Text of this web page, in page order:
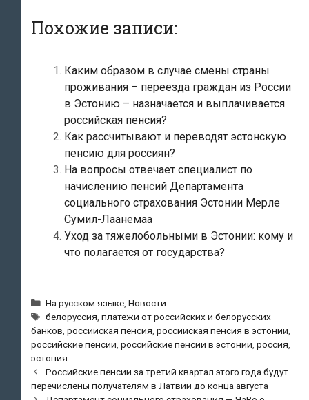
Похожие записи:
Каким образом в случае смены страны
проживания – переезда граждан из России
в Эстонию – назначается и выплачивается
российская пенсия?
Как рассчитывают и переводят эстонскую
пенсию для россиян?
На вопросы отвечает специалист по
начислению пенсий Департамента
социального страхования Эстонии Мерле
Сумил-Лаанемаа
Уход за тяжелобольными в Эстонии: кому и
что полагается от государства?
Рубрики
На русском языке ,Новости
Метки
белоруссия ,платежи от российских и белорусских
банков российская пенсия российская пенсия в эстонии
российские пенсии российские пенсии в эстонии россия
эстония
Навигация
по
Российские пенсии за третий квартал этого года будут
перечислены получателям в Латвии до конца августа